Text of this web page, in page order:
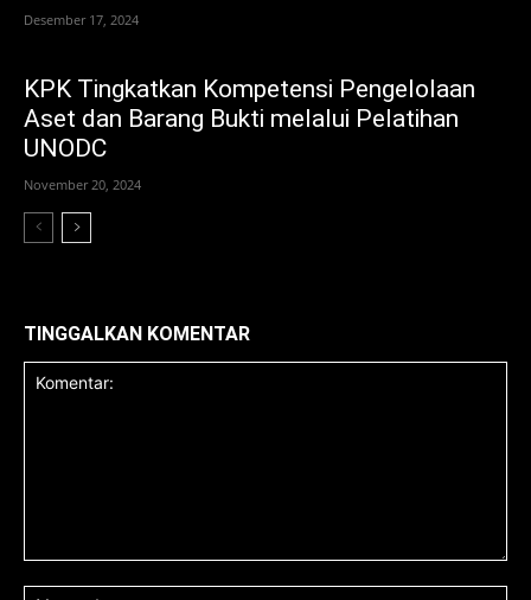
Desember 17, 2024
KPK Tingkatkan Kompetensi Pengelolaan
Aset dan Barang Bukti melalui Pelatihan
UNODC
November 20, 2024
TINGGALKAN KOMENTAR